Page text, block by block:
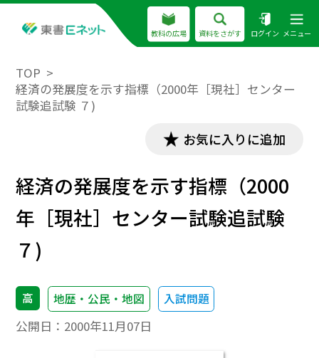
教科の広場 資料をさがす ログイン メニュー
TOP
経済の発展度を示す指標（2000年［現社］センター
試験追試験 ７)
お気に入りに追加
経済の発展度を示す指標（2000
年［現社］センター試験追試験
７)
高 地歴・公民・地図 入試問題
公開日： 2000年11月07日